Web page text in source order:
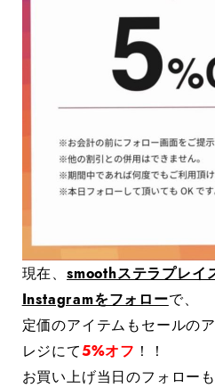
現在、smoothステラプレイ
Instagramをフォローで、
定価のアイテムもセールのア
レジにて5%オフ ！！
お買い上げ当日のフォロー